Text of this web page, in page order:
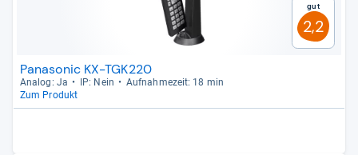
Gut
2,2
Panasonic KX-TGK220
Ana­log: Ja IP: Nein
Auf­nah­me­zeit: 18 min
Zum Produkt